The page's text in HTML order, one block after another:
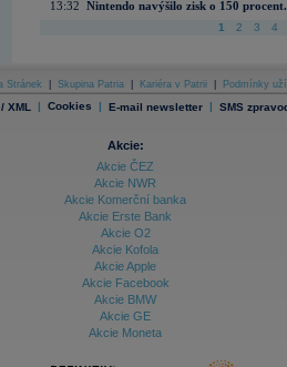
13:32 Nintendo navýšilo zisk o 150
1 2 3 4
Stránek Skupina Patria Kariéra v Patrii Podmínky
XML | Cookies | E-mail newsletter | SMS
Akcie:
Akcie ČEZ
Akcie NWR
Akcie Komerční banka
Akcie Erste Bank
Akcie O2
Akcie Kofola
Akcie Apple
Akcie Facebook
Akcie BMW
Akcie GE
Akcie Moneta